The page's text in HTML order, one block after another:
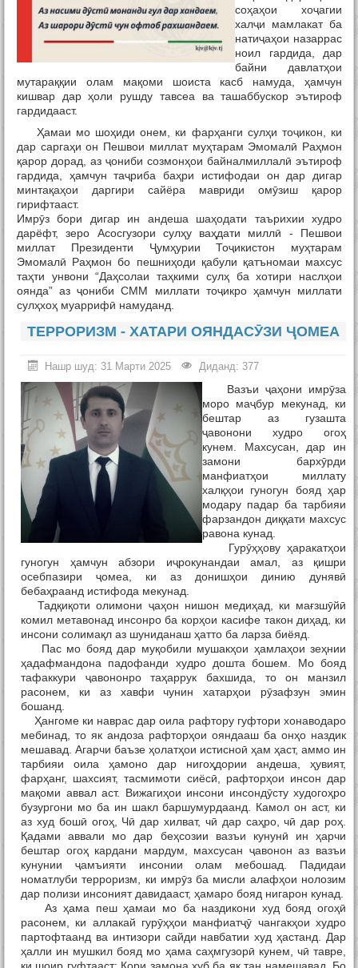
соҳаҳои хоҷагии
халҷи мамлакат ба
натиҷаҳои назаррас
ноил гардида, дар
байни давлатҳои
мутараққии олам мақоми шоиста касб намуда, ҳамчун
кишвар дар ҳоли рушду тавсеа ва ташаббускор эътироф
гардидааст.
Ҳамаи мо шоҳиди онем, ки фарҳанги сулҳи тоҷикон, ки
дар саргаҳи он Пешвои миллат муҳтарам Эмомалӣ Раҳмон
қарор дорад, аз ҷониби созмонҳои байналмиллалӣ эътироф
гардида, ҳамчун таҷриба баҳри истифодаи он дар дигар
минтақаҳои даргири сайёра мавриди омӯзиш қарор
гирифтааст.
Имрӯз бори дигар ин андеша шаҳодати таърихии худро
дарёфт, зеро Асосгузори сулҳу ваҳдати миллӣ - Пешвои
миллат Президенти Ҷумҳурии Тоҷикистон муҳтарам
Эмомалӣ Раҳмон бо пешниҳоди қабули қатъномаи махсус
таҳти унвони “Даҳсолаи таҳкими сулҳ ба хотири наслҳои
оянда” аз ҷониби СММ миллати тоҷикро ҳамчун миллати
сулҳхоҳ муаррифӣ намуданд.
ТЕРРОРИЗМ - ХАТАРИ ОЯНДАСӮЗИ ҶОМЕА
Нашр шуд: 31 Марти 2025 Диданд: 377
Вазъи ҷаҳони имрӯза
моро маҷбур мекунад, ки
бештар аз гузашта
ҷавонони худро огоҳ
кунем. Махсусан, дар ин
замони бархӯрди
манфиатҳои миллату
халқҳои гуногун бояд ҳар
модару падар ба тарбияи
фарзандон диққати махсус
равона кунад.
Гурӯҳҳову ҳаракатҳои
гуногун ҳамчун абзори иҷрокунандаи амал, аз қишри
осебпазири ҷомеа, ки аз донишҳои динию дунявӣ
бебаҳраанд истифода мекунад.
Тадқиқоти олимони ҷаҳон нишон медиҳад, ки мағзшӯйӣ
комил метавонад инсонро ба корҳои касифе такон диҳад, ки
инсони солимақл аз шуниданаш ҳатто ба ларза биёяд.
Пас мо бояд дар муқобили мушакҳои ҳамлаҳои зеҳнии
ҳадафмандона падофанди худро дошта бошем. Мо бояд
тафаккури ҷавононро таҳаррук бахшида, то он манзил
расонем, ки аз хавфи чунин хатарҳои рӯзафзун эмин
бошанд.
Ҳангоме ки наврас дар оила рафтору гуфтори хонаводаро
мебинад, то як андоза рафторҳои ояндааш ба онҳо наздик
мешавад. Агарчи баъзе ҳолатҳои истисноӣ ҳам ҳаст, аммо ин
тарбияи оила ҳамоно дар нигоҳдории андеша, ҳувият,
фарҳанг, шахсият, тасмимоти сиёсӣ, рафторҳои инсон дар
мақоми аввал аст. Вижагиҳои инсони инсондӯсту худогоҳро
бузургони мо ба ин шакл баршумурдаанд. Камол он аст, ки
аз худ бошӣ огоҳ, Чӣ дар хилват, чӣ дар саҳро, чӣ дар роҳ.
Қадами аввали мо дар беҳсозии вазъи кунунӣ ин ҳарчи
бештар огоҳ кардани мардум, махсусан ҷавонон аз вазъи
кунунии ҷамъияти инсонии олам мебошад. Падидаи
номатлуби терроризм, ки имрӯз ба мисли алафҳои нолозим
дар полизи инсоният давидааст, ҳамаро бояд нигарон кунад.
Аз ҳама пеш ҳамаи мо ба наздикони худ бояд огоҳӣ
расонем, ки аллакай гурӯҳҳои манфиатҷӯ чангакҳои худро
партофтаанд ва интизори сайди навбатии худ ҳастанд. Дар
ҳалли ин мушкил бояд мо ҳама саҳмгузорӣ кунем, чӣ тавре,